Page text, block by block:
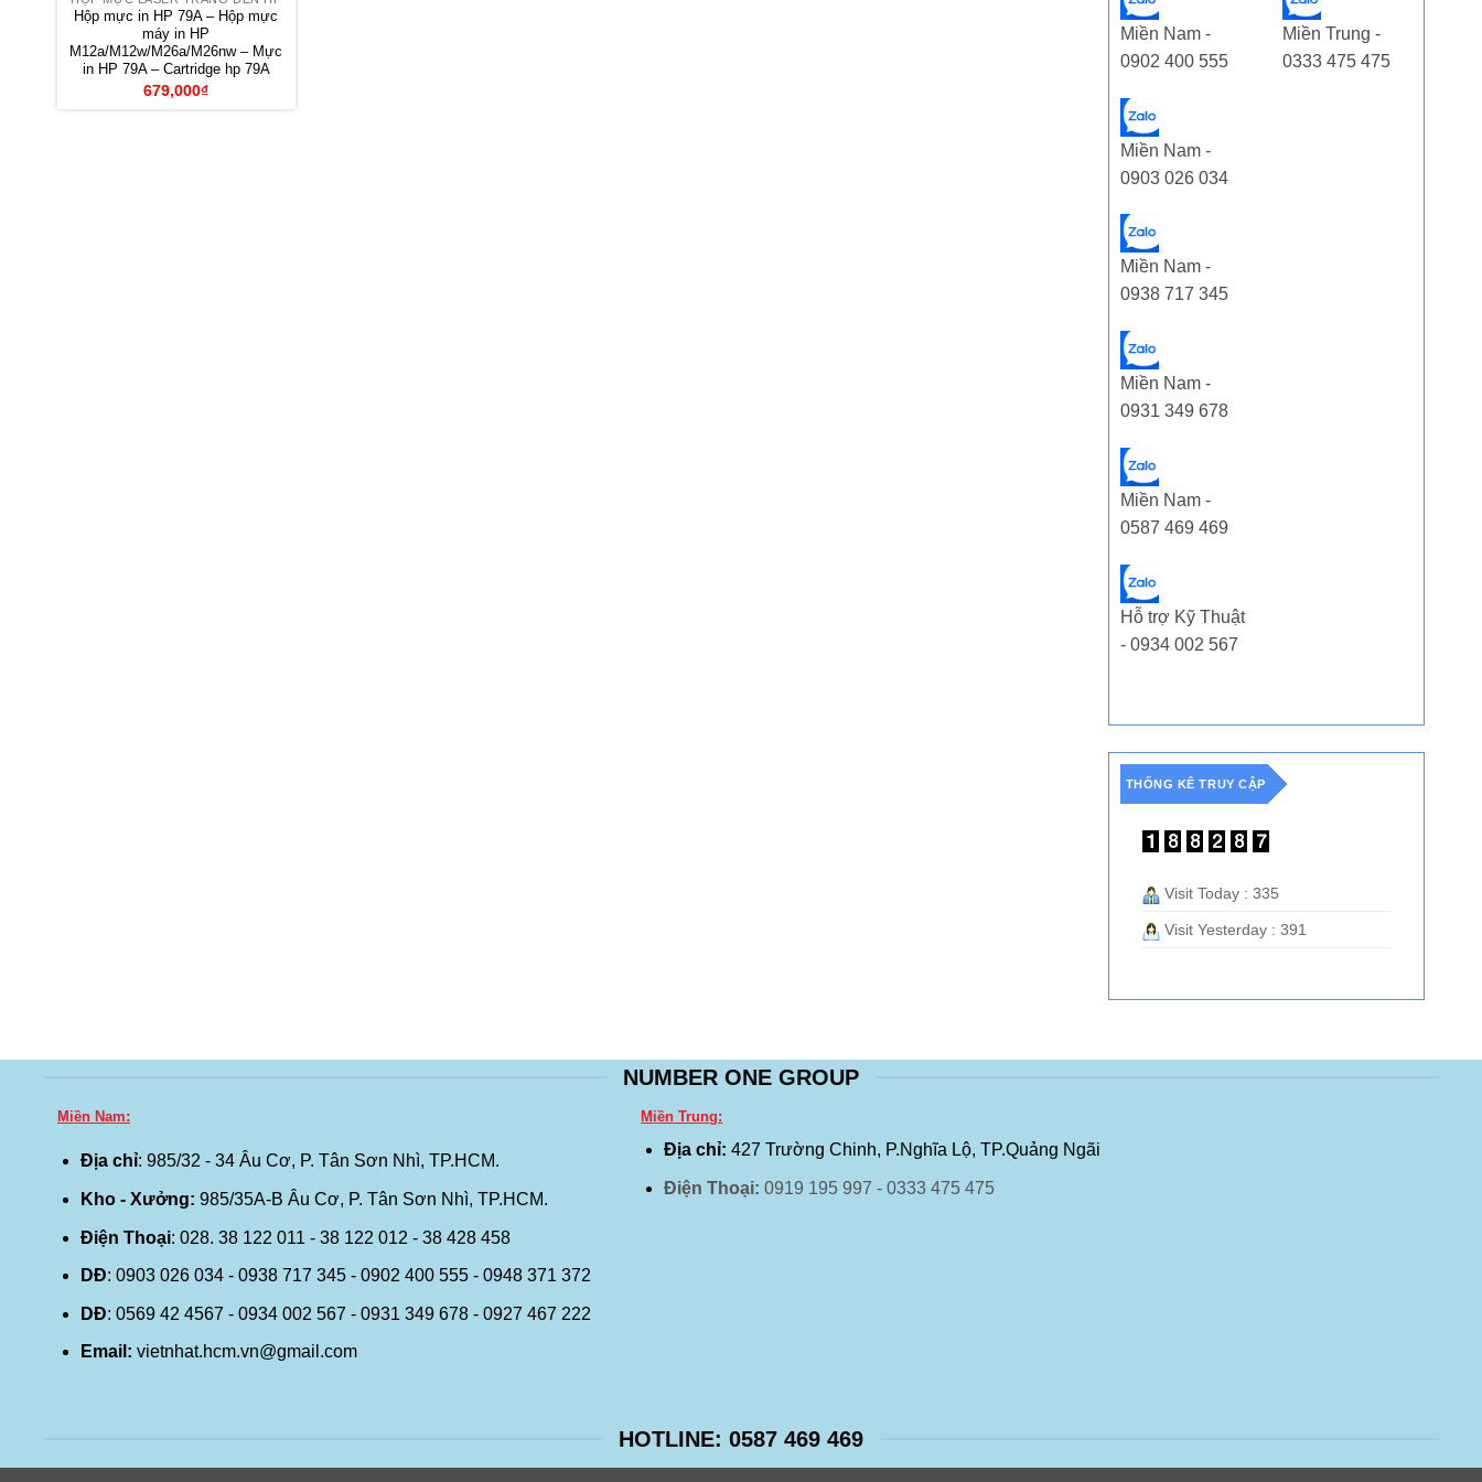
Hộp mực in HP 79A – Hộp mực
máy in HP
M12a/M12w/M26a/M26nw – Mực
in HP 79A – Cartridge hp 79A
679,000₫
Miền Nam -
0902 400 555
Miền Nam -
0903 026 034
Miền Nam -
0938 717 345
Miền Nam -
0931 349 678
Miền Nam -
0587 469 469
Hỗ trợ Kỹ Thuật
- 0934 002 567
Miền Trung -
0333 475 475
THỐNG KÊ TRUY CẬP
Visit Today : 335
Visit Yesterday : 391
NUMBER ONE GROUP
Miền Nam:
Địa chỉ: 985/32 - 34 Âu Cơ, P. Tân Sơn Nhì, TP.HCM.
Kho - Xưởng: 985/35A-B Âu Cơ, P. Tân Sơn Nhì, TP.HCM.
Điện Thoại: 028. 38 122 011 - 38 122 012 - 38 428 458
DĐ: 0903 026 034 - 0938 717 345 - 0902 400 555 - 0948 371 372
DĐ: 0569 42 4567 - 0934 002 567 - 0931 349 678 - 0927 467 222
Email: vietnhat.hcm.vn@gmail.com
Miền Trung:
Địa chỉ: 427 Trường Chinh, P.Nghĩa Lộ, TP.Quảng Ngãi
Điện Thoại: 0919 195 997 - 0333 475 475
HOTLINE: 0587 469 469